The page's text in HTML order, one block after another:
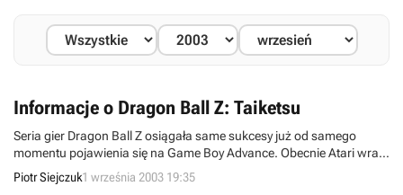
Informacje o Dragon Ball Z: Taiketsu
Seria gier Dragon Ball Z osiągała same sukcesy już od samego
momentu pojawienia się na Game Boy Advance. Obecnie Atari wraz
z producentem, który przeniósł pierwszy produkt tej właśnie sagi na
GBA współpracują nad kolejnym tytułem - Taiketsu. Ma być to
Piotr Siejczuk1 września 2003 19:35